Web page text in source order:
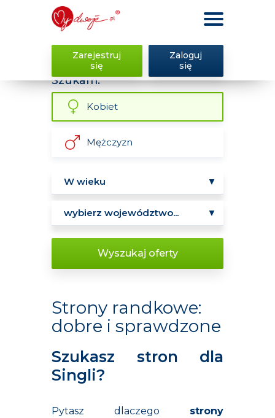
Zarejestruj
się
Zaloguj
się
Szukam:
Kobiet
Mężczyzn
Wyszukaj oferty
Strony randkowe:
dobre i sprawdzone
Szukasz stron dla
Singli?
Pytasz dlaczego strony